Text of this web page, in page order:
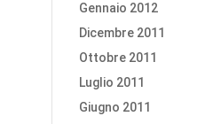
Gennaio 2012
Dicembre 2011
Ottobre 2011
Luglio 2011
Giugno 2011